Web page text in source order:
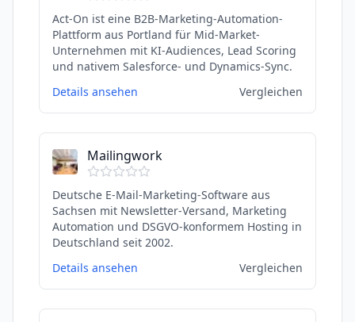
Act-On ist eine B2B-Marketing-Automation-
Plattform aus Portland für Mid-Market-
Unternehmen mit KI-Audiences, Lead Scoring
und nativem Salesforce- und Dynamics-Sync.
Details ansehen
Vergleichen
Mailingwork
Deutsche E-Mail-Marketing-Software aus
Sachsen mit Newsletter-Versand, Marketing
Automation und DSGVO-konformem Hosting in
Deutschland seit 2002.
Details ansehen
Vergleichen